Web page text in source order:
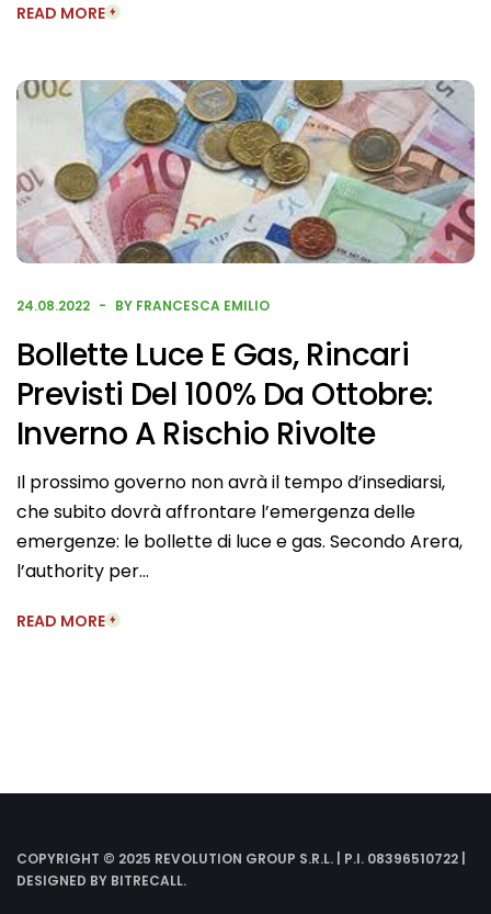
READ MORE
24.08.2022 BY FRANCESCA EMILIO
Bollette Luce E Gas, Rincari
Previsti Del 100% Da Ottobre:
Inverno A Rischio Rivolte
Il prossimo governo non avrà il tempo d’insediarsi,
che subito dovrà affrontare l’emergenza delle
emergenze: le bollette di luce e gas. Secondo Arera,
l’authority per…
READ MORE
COPYRIGHT © 2025 REVOLUTION GROUP S.R.L. | P.I. 08396510722 |
DESIGNED BY BITRECALL.